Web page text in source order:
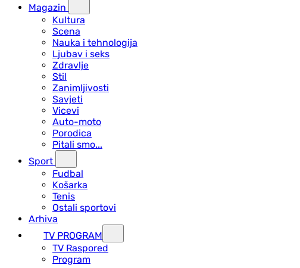
Magazin
Kultura
Scena
Nauka i tehnologija
Ljubav i seks
Zdravlje
Stil
Zanimljivosti
Savjeti
Vicevi
Auto-moto
Porodica
Pitali smo...
Sport
Fudbal
Košarka
Tenis
Ostali sportovi
Arhiva
TV PROGRAM
ТV Raspored
Program